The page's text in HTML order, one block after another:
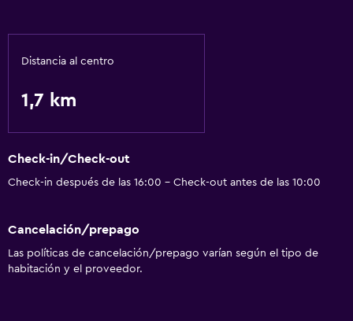
Distancia al centro
1,7 km
Check-in/Check-out
Check-in después de las 16:00 - Check-out antes de las 10:00
Cancelación/prepago
Las políticas de cancelación/prepago varían según el tipo de
habitación y el proveedor.